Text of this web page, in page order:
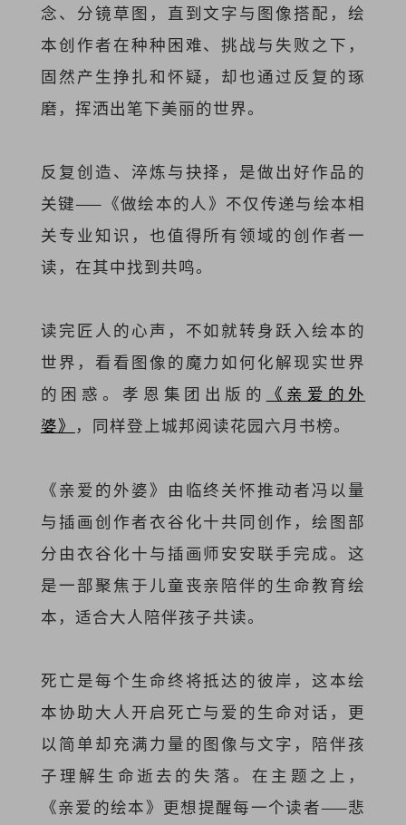
念、分镜草图，直到文字与图像搭配，绘
本创作者在种种困难、挑战与失败之下，
固然产生挣扎和怀疑，却也通过反复的琢
磨，挥洒出笔下美丽的世界。
反复创造、淬炼与抉择，是做出好作品的
关键——《做绘本的人》不仅传递与绘本相
关专业知识，也值得所有领域的创作者一
读，在其中找到共鸣。
读完匠人的心声，不如就转身跃入绘本的
世界，看看图像的魔力如何化解现实世界
的困惑。孝恩集团出版的 《亲爱的外
婆》 ，同样登上城邦阅读花园六月书榜。
《亲爱的外婆》由临终关怀推动者冯以量
与插画创作者衣谷化十共同创作，绘图部
分由衣谷化十与插画师安安联手完成。这
是一部聚焦于儿童丧亲陪伴的生命教育绘
本，适合大人陪伴孩子共读。
死亡是每个生命终将抵达的彼岸，这本绘
本协助大人开启死亡与爱的生命对话，更
以简单却充满力量的图像与文字，陪伴孩
子理解生命逝去的失落。在主题之上，
《亲爱的绘本》更想提醒每一个读者——悲